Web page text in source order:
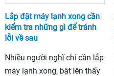
Lắp đặt máy lạnh xong cần
kiểm tra những gì để tránh
lỗi về sau
Nhiều người nghĩ chỉ cần lắp
máy lạnh xong, bật lên thấy